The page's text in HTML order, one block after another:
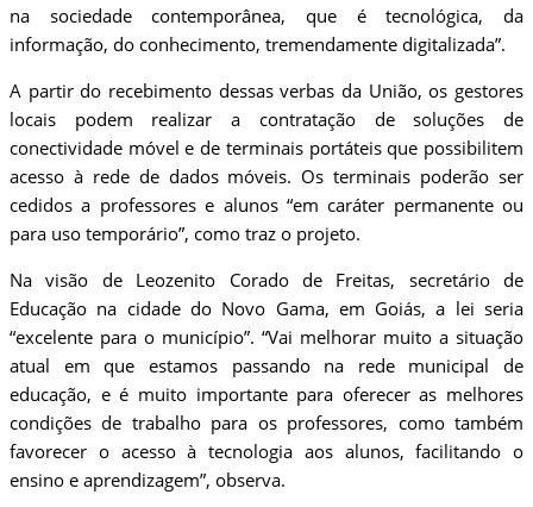
na sociedade contemporânea, que é tecnológica, da
informação, do conhecimento, tremendamente digitalizada”.
A partir do recebimento dessas verbas da União, os gestores
locais podem realizar a contratação de soluções de
conectividade móvel e de terminais portáteis que possibilitem
acesso à rede de dados móveis. Os terminais poderão ser
cedidos a professores e alunos “em caráter permanente ou
para uso temporário”, como traz o projeto.
Na visão de Leozenito Corado de Freitas, secretário de
Educação na cidade do Novo Gama, em Goiás, a lei seria
“excelente para o município”. “Vai melhorar muito a situação
atual em que estamos passando na rede municipal de
educação, e é muito importante para oferecer as melhores
condições de trabalho para os professores, como também
favorecer o acesso à tecnologia aos alunos, facilitando o
ensino e aprendizagem”, observa.